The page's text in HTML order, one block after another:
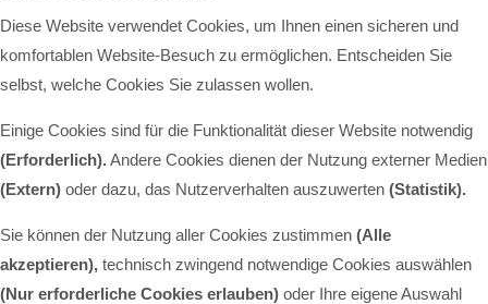
Diese Website verwendet Cookies, um Ihnen einen sicheren und
komfortablen Website-Besuch zu ermöglichen. Entscheiden Sie
selbst, welche Cookies Sie zulassen wollen.
Einige Cookies sind für die Funktionalität dieser Website notwendig
(Erforderlich).Andere Cookies dienen der Nutzung externer Medien
(Extern) oder dazu, das Nutzerverhalten auszuwerten (Statistik).
Sie können der Nutzung aller Cookies zustimmen (Alle
akzeptieren), technisch zwingend notwendige Cookies auswählen
(Nur erforderliche Cookies erlauben) oder Ihre eigene Auswahl